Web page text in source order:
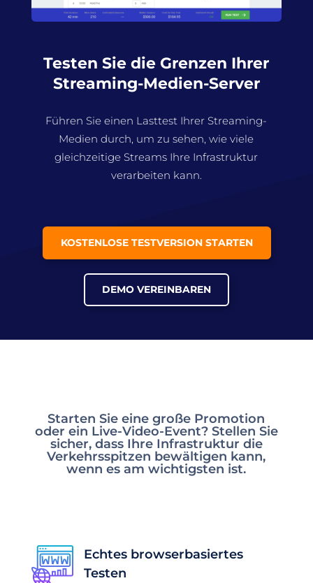
Testen Sie die Grenzen Ihrer
Streaming-Medien-Server
Führen Sie einen Lasttest Ihrer Streaming-
Medien durch, um zu sehen, wie viele
gleichzeitige Streams Ihre Infrastruktur
verarbeiten kann.
KOSTENLOSE TESTVERSION STARTEN
DEMO VEREINBAREN
Starten Sie eine große Promotion
oder ein Live-Video-Event? Stellen Sie
sicher, dass Ihre Infrastruktur die
Verkehrsspitzen bewältigen kann,
wenn es am wichtigsten ist.
Echtes browserbasiertes
Testen